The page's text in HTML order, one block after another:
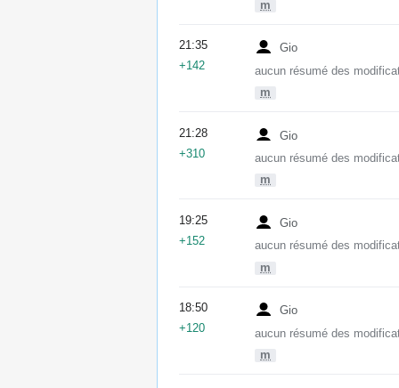
m
Gio
aucun résumé des
m
21:35
+142
Gio
aucun résumé des
m
21:28
+310
Gio
aucun résumé des
m
19:25
+152
Gio
aucun résumé des
m
18:50
+120